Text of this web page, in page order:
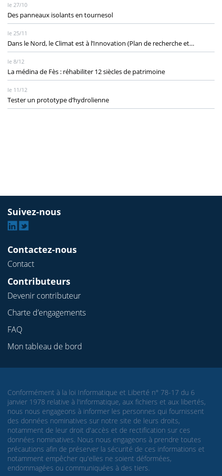
le 27/10
Des panneaux isolants en tournesol
le 25/11
Dans le Nord, le Climat est à l’Innovation (Plan de recherche et…
le 8/12
La médina de Fès : réhabiliter 12 siècles de patrimoine
le 11/12
Tester un prototype d’hydrolienne
Suivez-nous
Linkedin
Contactez-nous
Contact
Contributeurs
Devenir contributeur
Charte d’engagements
FAQ
Mon tableau de bord
Conformément à la loi Informatique et Liberté n° 78-17 du 6
janvier 1978 relative à l'informatique, aux fichiers et aux libertés,
nous nous engageons à informer les personnes qui fournissent
des données nominatives sur notre site de leurs droits,
notamment de leur droit d'accès et de rectification sur ces
données nominatives. Nous nous engageons à prendre toutes
précautions afin de préserver la sécurité de ces informations et
notamment empêcher qu'elles ne soient déformées,
endommagées ou communiquées à des tiers.